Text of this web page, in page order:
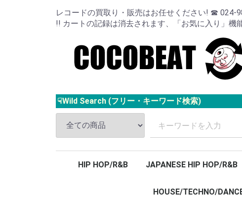
レコードの買取り・販売はお任せください! ☎ 024-
!! カートの記録は消去されます、「お気に入り」機
☟Wild Search (フリー・キーワード検索)
HIP HOP/R&B JAPANESE HIP HOP/R&B
HOUSE/TECHNO/